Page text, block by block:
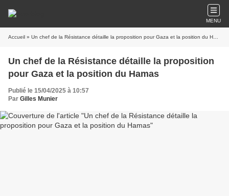
MENU
Accueil » Un chef de la Résistance détaille la proposition pour Gaza et la position du Hamas
Un chef de la Résistance détaille la proposition
pour Gaza et la position du Hamas
Publié le 15/04/2025 à 10:57
Par Gilles Munier